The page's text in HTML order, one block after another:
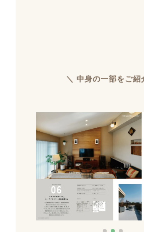
＼ 中身の一部をご紹